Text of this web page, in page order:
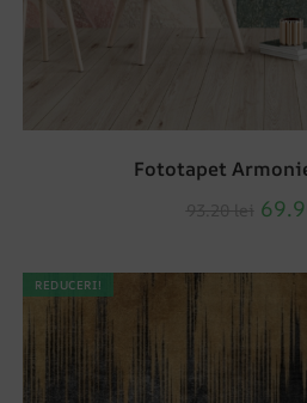
Fototapet
REDUCERI!